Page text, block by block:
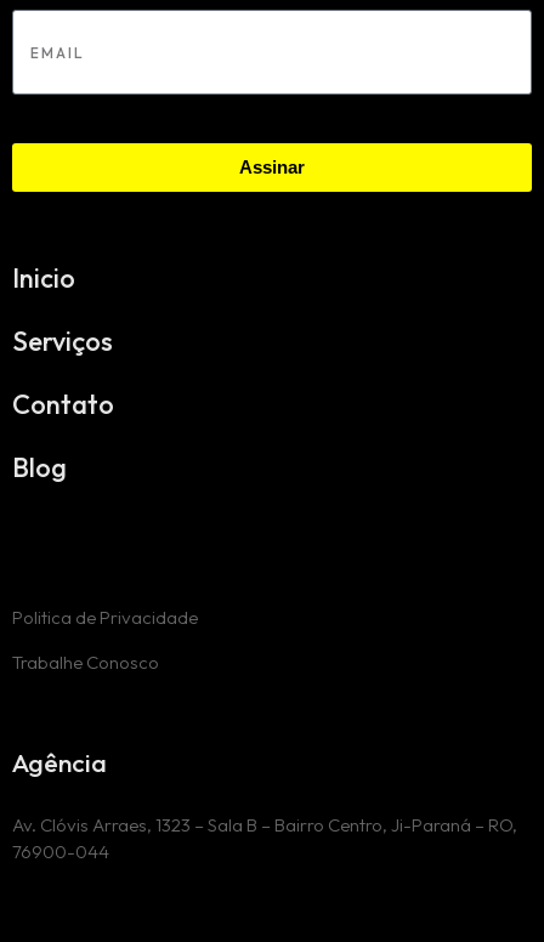
Assinar
Inicio
Serviços
Contato
Blog
Politica de Privacidade
Trabalhe Conosco
Agência
Av. Clóvis Arraes, 1323 – Sala B – Bairro Centro, Ji-Paraná – RO,
76900-044